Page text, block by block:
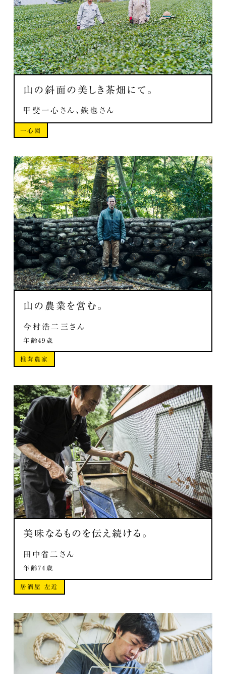
山の斜面の美しき茶畑にて。
甲斐一心さん、鉄也さん
一心園
山の農業を営む。
今村浩二三さん
年齢49歳
椎茸農家
美味なるものを伝え続ける。
田中省二さん
年齢74歳
居酒屋 左近